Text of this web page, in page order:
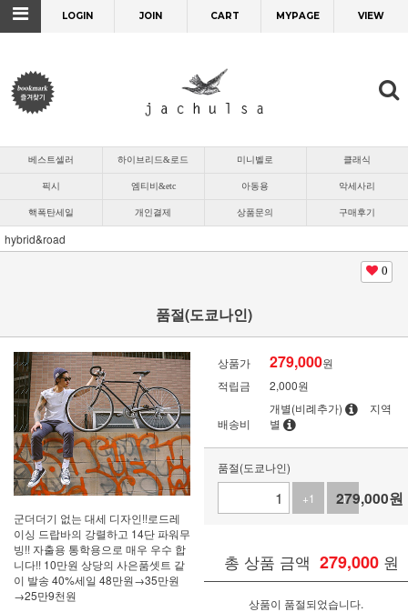
LOGIN JOIN CART MYPAGE VIEW
베스트셀러 하이브리드&로드 미니벨로 클래식
픽시 엠티비&etc 아동용 악세사리
핵폭탄세일 개인결제 상품문의 구매후기
hybrid&road
0
품절(도쿄나인)
군더더기 없는 대세 디자인!!로드레
이싱 드랍바의 강렬하고 14단 파워무
빙!! 자출용 통학용으로 매우 우수 합
니다!! 10만원 상당의 사은품셋트 같
이 발송 40%세일 48만원→35만원
→25만9천원
상품가 279,000원
적립금
2,000원
배송비
개별(비례추가)
지역
별
품절(도쿄나인)
+1
-1
279,000원
총 상품 금액 279,000 원
상품이 품절되었습니다.